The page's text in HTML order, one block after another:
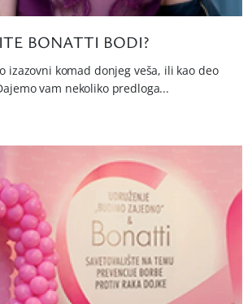
BONATTI BODI?
izazovni komad donjeg veša, ili kao deo
vam nekoliko predloga...